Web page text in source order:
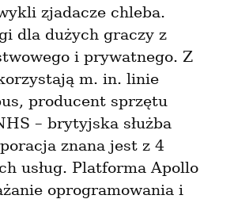
zjadacze chleba.
dla dużych graczy z
i prywatnego. Z
m. in. linie
producent sprzętu
– brytyjska służba
znana jest z 4
usług. Platforma Apollo
oprogramowania i